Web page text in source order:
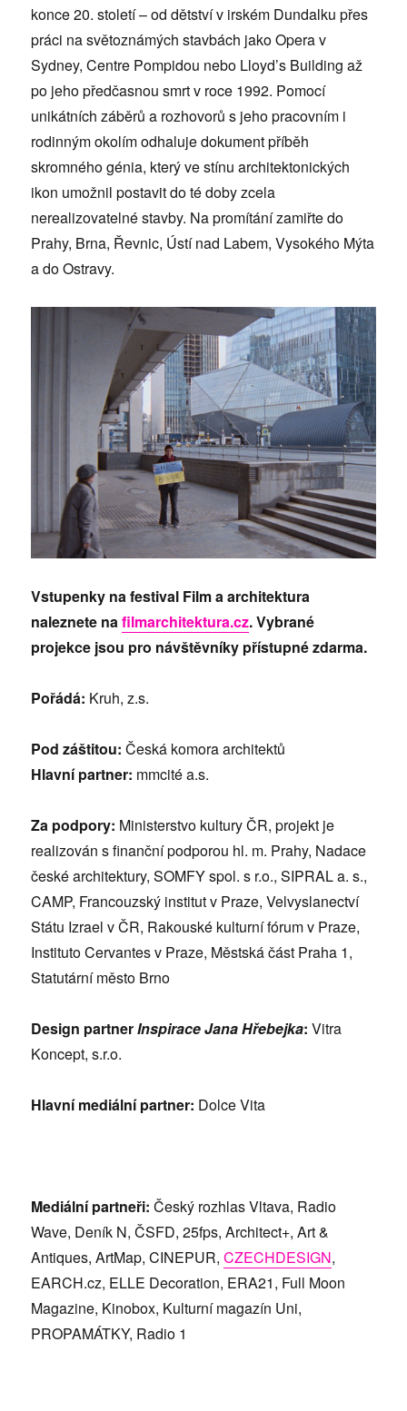
konce 20. století – od dětství v irském Dundalku přes
práci na světoznámých stavbách jako Opera v
Sydney, Centre Pompidou nebo Lloyd’s Building až
po jeho předčasnou smrt v roce 1992. Pomocí
unikátních záběrů a rozhovorů s jeho pracovním i
rodinným okolím odhaluje dokument příběh
skromného génia, který ve stínu architektonických
ikon umožnil postavit do té doby zcela
nerealizovatelné stavby. Na promítání zamiřte do
Prahy, Brna, Řevnic, Ústí nad Labem, Vysokého Mýta
a do Ostravy.
Vstupenky na festival Film a architektura
naleznete nafilmarchitektura.cz. Vybrané
projekce jsou pro návštěvníky přístupné zdarma.
Pořádá: Kruh, z.s.
Pod záštitou:Česká komora architektů
Hlavní partner: mmcité a.s.
Za podpory: Ministerstvo kultury ČR, projekt je
realizován s finanční podporou hl. m. Prahy, Nadace
české architektury, SOMFY spol. s r.o., SIPRAL a. s.,
CAMP, Francouzský institut v Praze, Velvyslanectví
Státu Izrael v ČR, Rakouské kulturní fórum v Praze,
Instituto Cervantes v Praze, Městská část Praha 1,
Statutární město Brno
Design partnerInspirace Jana Hřebejka: Vitra
Koncept, s.r.o.
Hlavní mediální partner: Dolce Vita
Mediální partneři: Český rozhlas Vltava, Radio
Wave, Deník N, ČSFD, 25fps, Architect+, Art &
Antiques, ArtMap, CINEPUR,CZECHDESIGN,
EARCH.cz, ELLE Decoration, ERA21, Full Moon
Magazine, Kinobox, Kulturní magazín Uni,
PROPAMÁTKY, Radio 1